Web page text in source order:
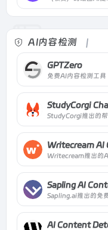
AI内容检测
GPTZero
免费AI内容检测工具